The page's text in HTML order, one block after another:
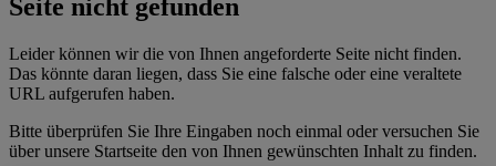
Seite nicht gefunden
Leider können wir die von Ihnen angeforderte Seite nicht finden.
Das könnte daran liegen, dass Sie eine falsche oder eine veraltete
URL aufgerufen haben.
Bitte überprüfen Sie Ihre Eingaben noch einmal oder versuchen Sie
über unsere Startseite den von Ihnen gewünschten Inhalt zu finden.